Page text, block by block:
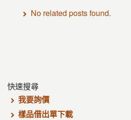
No related posts found.
快速搜尋
我要詢價
樣品借出單下載